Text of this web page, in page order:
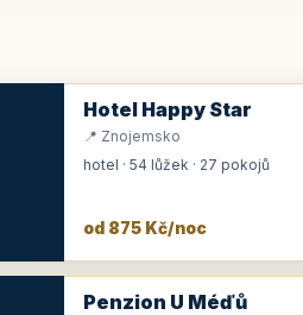
Hotel Happy Star
📍 Znojemsko
hotel · 54 lůžek · 27 pokojů
od 875 Kč/noc
Penzion U Méďů